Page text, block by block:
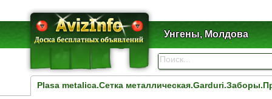
Унгены, Молдова
Plasa metalica.Сетка